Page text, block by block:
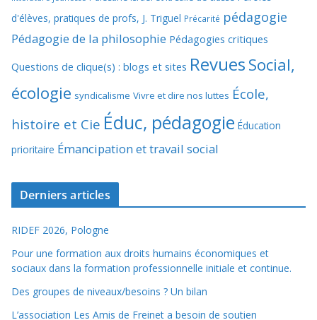
d'élèves, pratiques de profs, J. Triguel Précarité pédagogie
Pédagogie de la philosophie Pédagogies critiques
Questions de clique(s) : blogs et sites RevuesSocial,
écologie syndicalisme Vivre et dire nos luttes École,
histoire et Cie Éduc, pédagogie Éducation
prioritaire Émancipation et travail social
Derniers articles
RIDEF 2026, Pologne
Pour une formation aux droits humains économiques et
sociaux dans la formation professionnelle initiale et continue.
Des groupes de niveaux/besoins ? Un bilan
L’association Les Amis de Freinet a besoin de soutien